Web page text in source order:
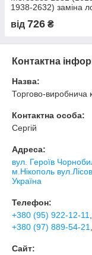
1938-2632) заміна
кабіна в Нікополі,
від 726 ₴
Контактна
Назва:
Торгово-виробнича
Контактна особа:
Сергій
Адреса:
вул. Героїв
м.Нікополь
Україна
Телефон:
+380 (95) 922-12-11
+380 (97) 889-54-21
Сайт: